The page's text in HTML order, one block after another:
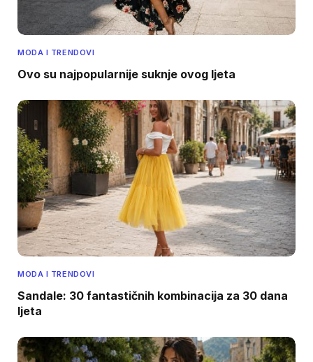
MODA I TRENDOVI
Ovo su najpopularnije suknje ovog ljeta
MODA I TRENDOVI
Sandale: 30 fantastičnih kombinacija za 30 dana
ljeta